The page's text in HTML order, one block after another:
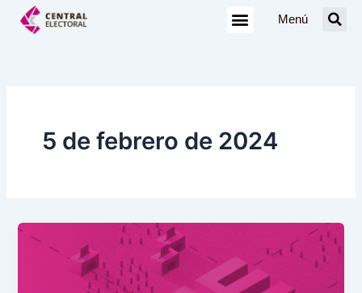
Menú
5 de febrero de 2024